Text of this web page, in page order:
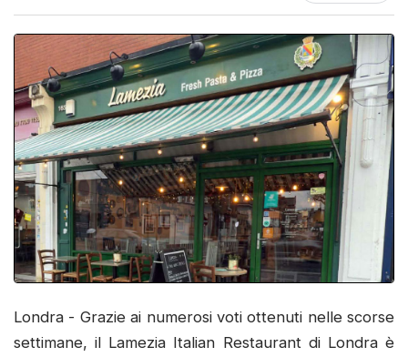
Londra - Grazie ai numerosi voti ottenuti nelle scorse
settimane, il Lamezia Italian Restaurant di Londra è